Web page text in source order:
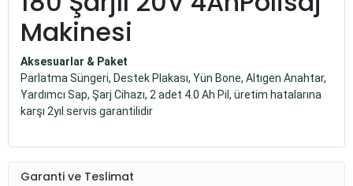
Makinesi
Aksesuarlar & Paket
Parlatma Süngeri, Destek Plakası, Yün Bone, Altıgen Anahtar,
Yardımcı Sap, Şarj Cihazı, 2 adet 4.0 Ah Pil, üretim hatalarına
karşı 2yıl servis garantilidir
Garanti ve Teslimat